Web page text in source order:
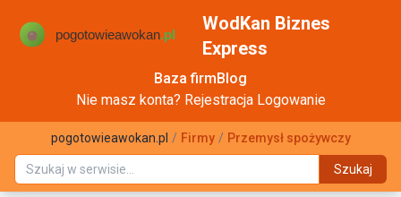
WodKan Biznes
Express
Baza firmBlog
Nie masz konta? Rejestracja Logowanie
pogotowieawokan.pl / Firmy / Przemysł spożywczy
Szukaj